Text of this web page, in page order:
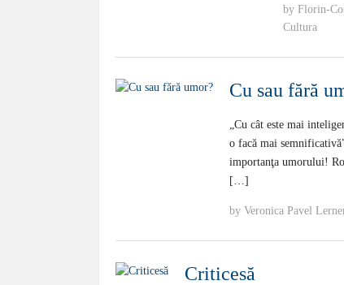
by Florin-
Cultura
Cu sau fără
„Cu cât este mai
o facă mai
importanţa umorului!
[…]
by Veronica Pavel
Criticesă